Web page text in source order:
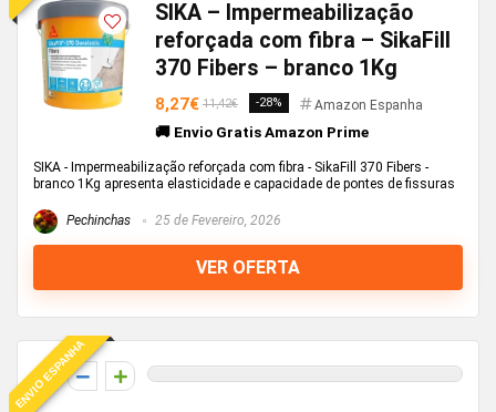
SIKA – Impermeabilização
reforçada com fibra – SikaFill
370 Fibers – branco 1Kg
8,27€ 11,42€ -28% Amazon Espanha
🚚 Envio Gratis Amazon Prime
SIKA - Impermeabilização reforçada com fibra - SikaFill 370 Fibers -
branco 1Kg apresenta elasticidade e capacidade de pontes de fissuras
Pechinchas 25 de Fevereiro, 2026
VER OFERTA
ENVIO ESPANHA
0